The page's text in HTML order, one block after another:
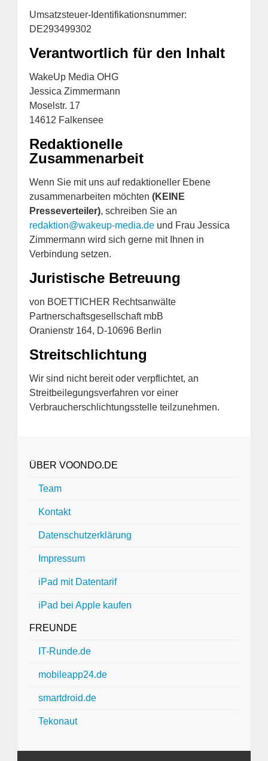
Umsatzsteuer-Identifikationsnummer:
DE293499302
Verantwortlich für den Inhalt
WakeUp Media OHG
Jessica Zimmermann
Moselstr. 17
14612 Falkensee
Redaktionelle
Zusammenarbeit
Wenn Sie mit uns auf redaktioneller Ebene
zusammenarbeiten möchten (KEINE
Presseverteiler), schreiben Sie an
redaktion@wakeup-media.de und Frau Jessica
Zimmermann wird sich gerne mit Ihnen in
Verbindung setzen.
Juristische Betreuung
von BOETTICHER Rechtsanwälte
Partnerschaftsgesellschaft mbB
Oranienstr 164, D-10696 Berlin
Streitschlichtung
Wir sind nicht bereit oder verpflichtet, an
Streitbeilegungsverfahren vor einer
Verbraucherschlichtungsstelle teilzunehmen.
ÜBER VOONDO.DE
Team
Kontakt
Datenschutzerklärung
Impressum
iPad mit Datentarif
iPad bei Apple kaufen
FREUNDE
IT-Runde.de
mobileapp24.de
smartdroid.de
Tekonaut